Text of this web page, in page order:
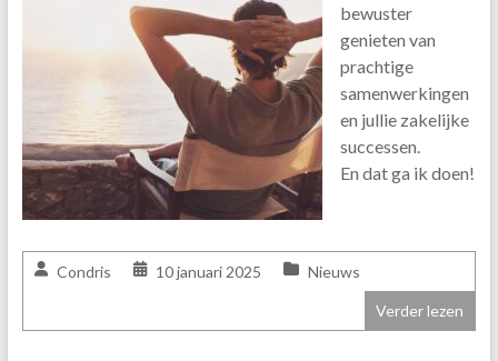
bewuster
genieten van
prachtige
samenwerkingen
en jullie zakelijke
successen.
En dat ga ik doen!
Condris 10 januari 2025 Nieuws
Verder lezen